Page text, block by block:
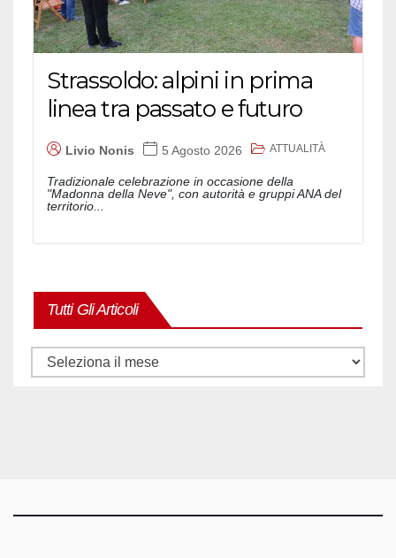
Strassoldo: alpini in prima
linea tra passato e futuro
Livio Nonis 5 Agosto 2026 ATTUALITÀ
Tradizionale celebrazione in occasione della
"Madonna della Neve", con autorità e gruppi ANA del
territorio...
Tutti Gli Articoli
Tutti